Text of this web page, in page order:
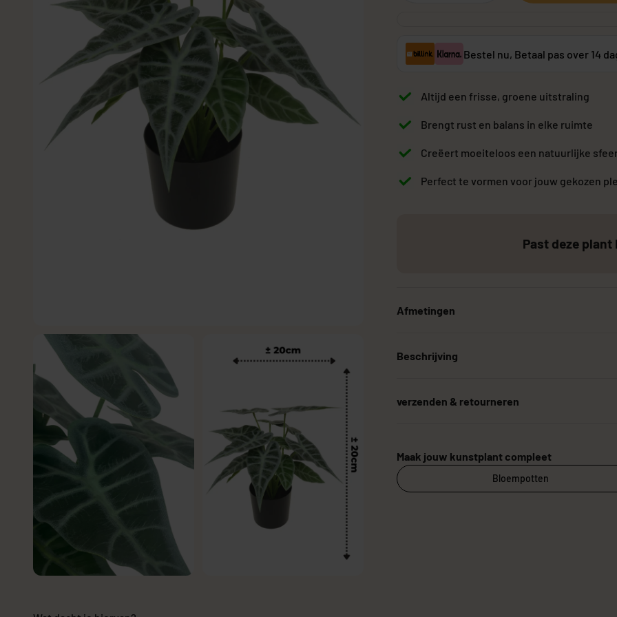
Kleine Kunstplanten
Bestel nu, Betaal pas over 14
Altijd een frisse, groene uitstraling
Brengt rust en balans in elke ruimte
Creëert moeiteloos een natuurlijke
Perfect te vormen voor jouw gekozen
Past deze plant
Afmetingen
Beschrijving
verzenden & retourneren
Maak jouw kunstplant compleet
Bloempotten